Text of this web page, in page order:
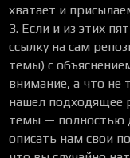
хватает и
Если и из этих
ссылку на сам
темы) с
внимание, а что не
нашел подходящее
темы — полностью
описать нам свои